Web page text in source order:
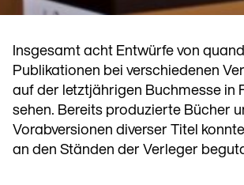
Insgesamt acht Entwürfe von
Publikationen bei verschiedenen
auf der letztjährigen Buchmesse in
sehen. Bereits produzierte Bücher
Vorabversionen diverser Titel
an den Ständen der Verleger